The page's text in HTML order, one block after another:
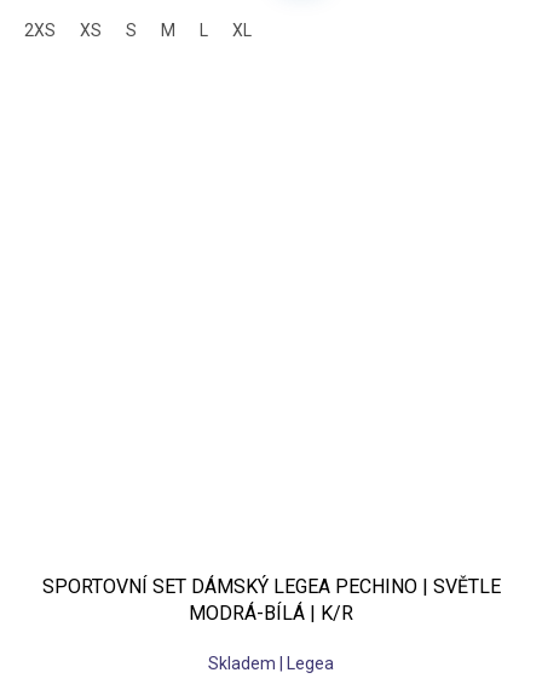
2XS XS S M XL
SPORTOVNÍ SET DÁMSKÝ LEGEA PECHINO | SVĚTLE
MODRÁ-BÍLÁ | K/R
Skladem | Legea